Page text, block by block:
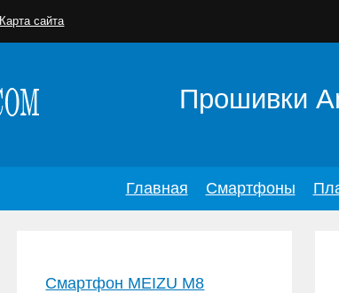
Прошивки
Главная Смартфоны
Смартфон MEIZU M8
Карта сайта